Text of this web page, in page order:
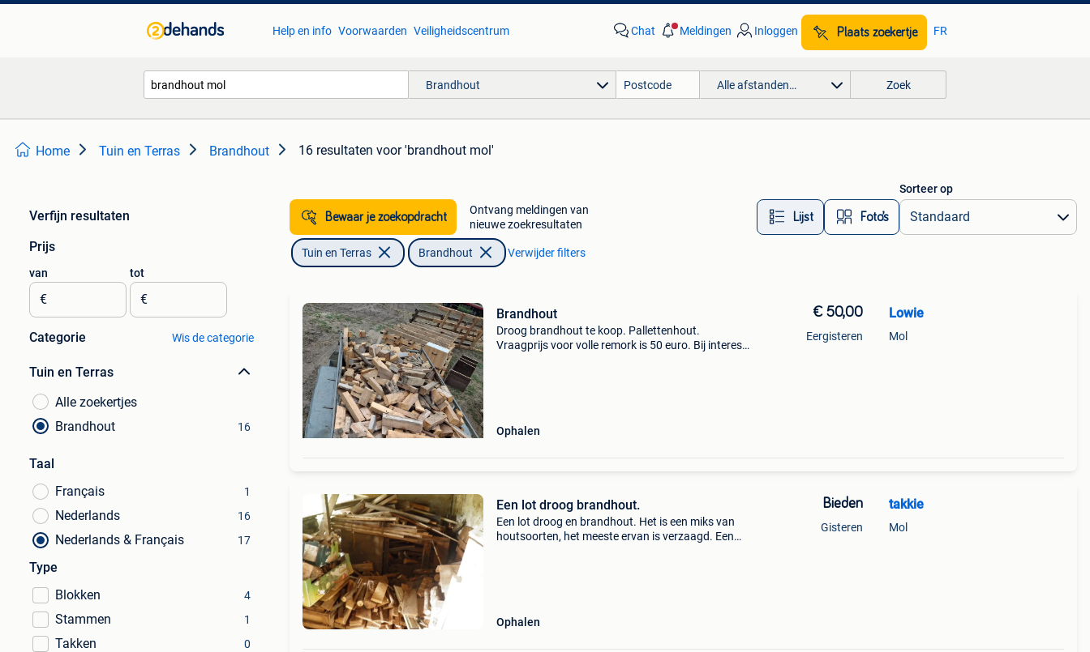
Help en info Voorwaarden Veiligheidscentrum Chat Meldingen Inloggen Plaats zoekertje FR
Brandhout Alle afstanden… Zoek
Home Tuin en Terras Brandhout 16 resultaten voor 'brandhout mol'
Verfijn resultaten
Prijs
van
€
tot
€
Categorie Wis de categorie
Tuin en Terras
Alle zoekertjes
Brandhout
16
Taal
Français
1
Nederlands 16
Nederlands & Français 17
Type
Blokken
4
Stammen 1
Takken 0
Bewaar je zoekopdracht
Ontvang meldingen van
nieuwe zoekresultaten
Lijst Foto’s
Sorteer op
Tuin en Terras Brandhout Verwijder filters
Brandhout
Droog brandhout te koop. Pallettenhout.
Vraagprijs voor volle remork is 50 euro. Bij interesse
Ophalen
€ 50,00
Eergisteren
Lowie
Mol
Een lot droog brandhout.
Een lot droog en brandhout. Het is een miks van
houtsoorten, het meeste ervan is verzaagd. Een
Ophalen
Bieden
Gisteren
takkie
Mol